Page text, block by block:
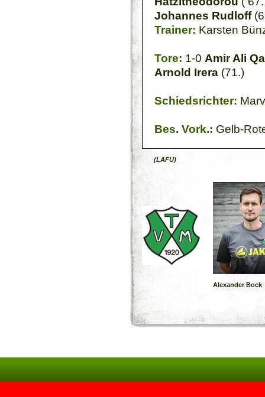
Johannes Rudloff
Trainer: Karsten
Tore: 1-0 Amir Ali
Arnold Irera (71.)
Schiedsrichter:
Bes. Vork.: Gelb-
(LAFU)
Alexander Bock